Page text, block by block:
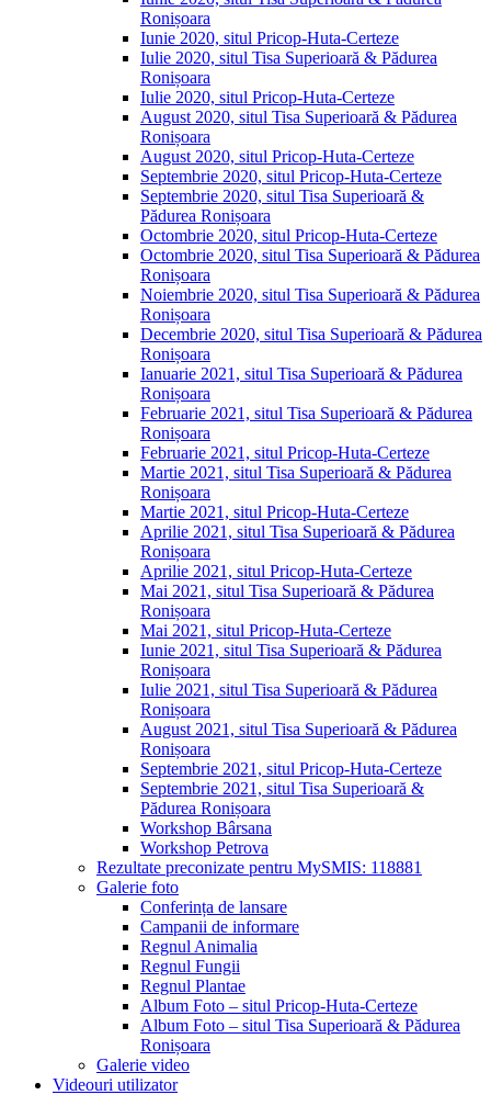
Ronișoara
Iunie 2020, situl Pricop-Huta-Certeze
Iulie 2020, situl Tisa Superioară & Pădurea
Ronișoara
Iulie 2020, situl Pricop-Huta-Certeze
August 2020, situl Tisa Superioară & Pădurea
Ronișoara
August 2020, situl Pricop-Huta-Certeze
Septembrie 2020, situl Pricop-Huta-Certeze
Septembrie 2020, situl Tisa Superioară &
Pădurea Ronișoara
Octombrie 2020, situl Pricop-Huta-Certeze
Octombrie 2020, situl Tisa Superioară & Pădurea
Ronișoara
Noiembrie 2020, situl Tisa Superioară & Pădurea
Ronișoara
Decembrie 2020, situl Tisa Superioară & Pădurea
Ronișoara
Ianuarie 2021, situl Tisa Superioară & Pădurea
Ronișoara
Februarie 2021, situl Tisa Superioară & Pădurea
Ronișoara
Februarie 2021, situl Pricop-Huta-Certeze
Martie 2021, situl Tisa Superioară & Pădurea
Ronișoara
Martie 2021, situl Pricop-Huta-Certeze
Aprilie 2021, situl Tisa Superioară & Pădurea
Ronișoara
Aprilie 2021, situl Pricop-Huta-Certeze
Mai 2021, situl Tisa Superioară & Pădurea
Ronișoara
Mai 2021, situl Pricop-Huta-Certeze
Iunie 2021, situl Tisa Superioară & Pădurea
Ronișoara
Iulie 2021, situl Tisa Superioară & Pădurea
Ronișoara
August 2021, situl Tisa Superioară & Pădurea
Ronișoara
Septembrie 2021, situl Pricop-Huta-Certeze
Septembrie 2021, situl Tisa Superioară &
Pădurea Ronișoara
Workshop Bârsana
Workshop Petrova
Rezultate preconizate pentru MySMIS: 118881
Galerie foto
Conferința de lansare
Campanii de informare
Regnul Animalia
Regnul Fungii
Regnul Plantae
Album Foto – situl Pricop-Huta-Certeze
Album Foto – situl Tisa Superioară & Pădurea
Ronișoara
Galerie video
Videouri utilizator